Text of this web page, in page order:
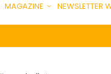
MAGAZINE NEWSLETTER